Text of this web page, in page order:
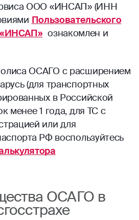
ООО «ИНСАП» (ИНН
Пользовательского
ознакомлен и
ОСАГО с расширением
(для транспортных
в Российской
менее 1 года, для ТС с
или для
РФ воспользуйтесь
ОСАГО в